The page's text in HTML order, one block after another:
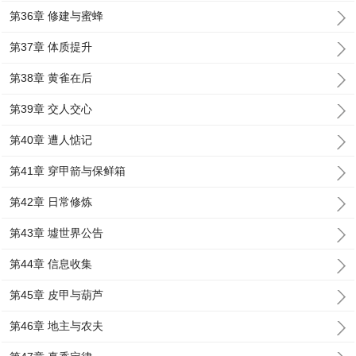
第36章 修建与蜜蜂
第37章 体质提升
第38章 黄雀在后
第39章 交人交心
第40章 遭人惦记
第41章 穿甲箭与保鲜箱
第42章 日常修炼
第43章 墟世界公告
第44章 信息收集
第45章 皮甲与葫芦
第46章 地主与农夫